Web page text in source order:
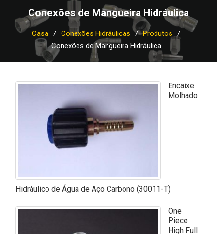
Conexões de Mangueira Hidráulica
Casa Conexões Hidráulicas
Produtos
Conexões de Mangueira Hidráulica
Encaixe
Molhado
Hidráulico de Água de Aço Carbono (30011-T)
One
Piece
High Full